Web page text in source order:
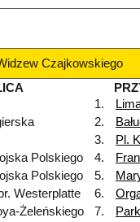
Czajkowskiego
1.
2.
3.
Pl.
Polskiego
4.
Polskiego
5.
Westerplatte
6.
Żeleńskiego
7.